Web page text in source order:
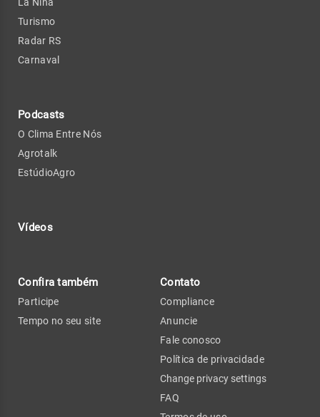
La Niña
Turismo
Radar RS
Carnaval
Podcasts
O Clima Entre Nós
Agrotalk
EstúdioAgro
Vídeos
Confira também
Participe
Tempo no seu site
Contato
Compliance
Anuncie
Fale conosco
Política de privacidade
Change privacy settings
FAQ